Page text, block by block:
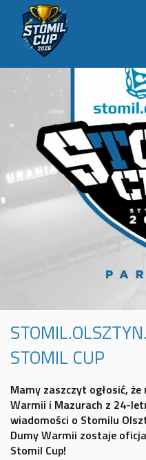
STOMIL CUP
Mamy zaszczyt ogłosić,
Warmii i Mazurach z 24-
wiadomości o Stomilu
Dumy Warmii zostaje
Stomil Cup!